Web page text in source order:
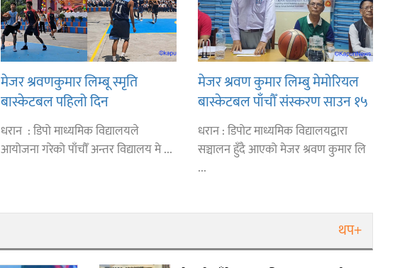
मेजर श्रवणकुमार लिम्बू स्मृति
बास्केटबल पहिलो दिन
हिमालयन,हिमशिखर,डिपो र डीपीएस
विजयी
धरान : डिपो माध्यमिक विद्यालयले
आयोजना गरेको पाँचौँ अन्तर विद्यालय मे ...
मेजर श्रवण कुमार लिम्बु मेमोरियल
बास्केटबल पाँचौँ संस्करण साउन १५
देखि
धरान : डिपोट माध्यमिक विद्यालयद्वारा
सञ्चालन हुँदै आएको मेजर श्रवण कुमार लि
...
थप+